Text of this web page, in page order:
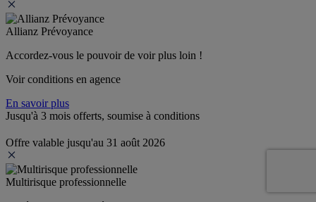
Allianz Prévoyance
Accordez-vous le pouvoir de voir plus loin !
Voir conditions en agence
En savoir plus
Jusqu'à 3 mois offerts, soumise à conditions
Offre valable jusqu'au 31 août 2026
Multirisque professionnelle